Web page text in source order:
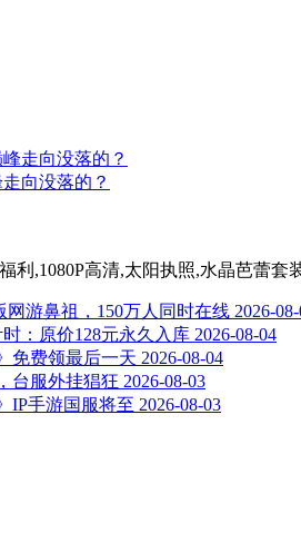
向没落的？
利,1080P高清,太阳执照,水晶芭蕾套
游鼻祖，150万人同时在线 2026-
：原价128元永久入库 2026-08-04
免费领最后一天 2026-08-04
台服外挂猖狂 2026-08-03
IP手游国服将至 2026-08-03